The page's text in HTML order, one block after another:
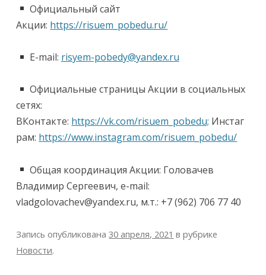
Официальный сайт
Акции: https://risuem_pobedu.ru/
E-mail: risyem-pobedy@yandex.ru
Официальные страницы Акции в социальных
сетях:
ВКонтакте: https://vk.com/risuem_pobedu; Инстаг
рам: https://www.instagram.com/risuem_pobedu/
Общая координация Акции: Головачев
Владимир Сергеевич, e-mail:
vladgolovachev@yandex.ru, м.т.: +7 (962) 706 77 40
Запись опубликована30 апреля, 2021 в рубрике
Новости.